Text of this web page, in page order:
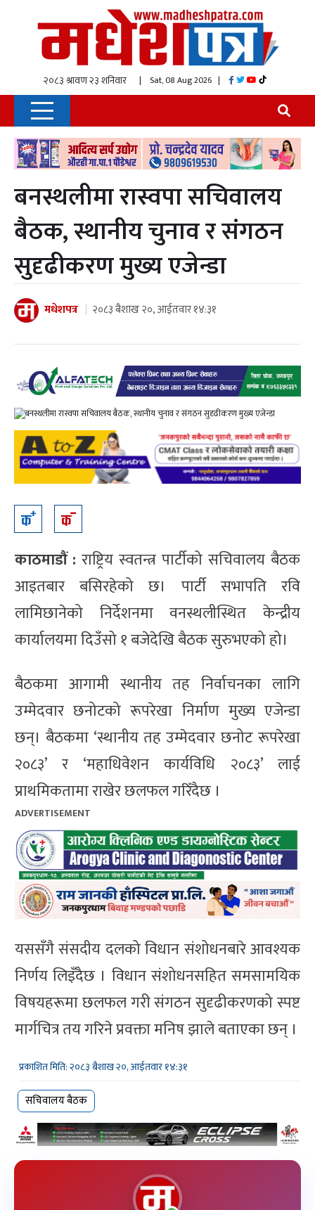
| Sat, 08 Aug 2026 |
बनस्थलीमा रास्वपा सचिवालय
बैठक, स्थानीय चुनाव र संगठन
सुदृढीकरण मुख्य एजेन्डा
मधेशपत्र २०८३ बैशाख २०, आईतवार १४:३१
काठमाडौं : राष्ट्रिय स्वतन्त्र पार्टीको सचिवालय बैठक
आइतबार बसिरहेको छ। पार्टी सभापति रवि
लामिछानेको निर्देशनमा वनस्थलीस्थित केन्द्रीय
कार्यालयमा दिउँसो १ बजेदेखि बैठक सुरुभएको हो।
बैठकमा आगामी स्थानीय तह निर्वाचनका लागि
उम्मेदवार छनोटको रूपरेखा निर्माण मुख्य एजेन्डा
छन्। बैठकमा ‘स्थानीय तह उम्मेदवार छनोट रूपरेखा
२०८३’ र ‘महाधिवेशन कार्यविधि २०८३’ लाई
प्राथमिकतामा राखेर छलफल गरिँदैछ ।
ADVERTISEMENT
यससँगै संसदीय दलको विधान संशोधनबारे आवश्यक
निर्णय लिइँदैछ । विधान संशोधनसहित समसामयिक
विषयहरूमा छलफल गरी संगठन सुदृढीकरणको स्पष्ट
मार्गचित्र तय गरिने प्रवक्ता मनिष झाले बताएका छन् ।
प्रकाशित मिति: २०८३ बैशाख २०, आईतवार १४:३१
सचिवालय बैठक